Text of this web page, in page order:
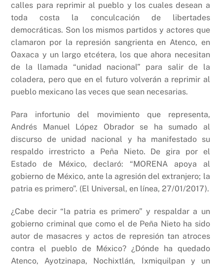
calles para reprimir al pueblo y los cuales desean a
toda costa la conculcación de libertades
democráticas. Son los mismos partidos y actores que
clamaron por la represión sangrienta en Atenco, en
Oaxaca y un largo etcétera, los que ahora necesitan
de la llamada “unidad nacional” para salir de la
coladera, pero que en el futuro volverán a reprimir al
pueblo mexicano las veces que sean necesarias.
Para infortunio del movimiento que representa,
Andrés Manuel López Obrador se ha sumado al
discurso de unidad nacional y ha manifestado su
respaldo irrestricto a Peña Nieto. De gira por el
Estado de México, declaró: “MORENA apoya al
gobierno de México, ante la agresión del extranjero; la
patria es primero”. (El Universal, en línea, 27/01/2017).
¿Cabe decir “la patria es primero” y respaldar a un
gobierno criminal que como el de Peña Nieto ha sido
autor de masacres y actos de represión tan atroces
contra el pueblo de México? ¿Dónde ha quedado
Atenco, Ayotzinapa, Nochixtlán, Ixmiquilpan y un